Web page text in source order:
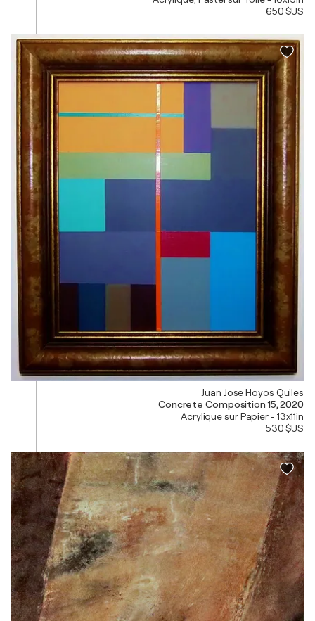
650 $US
Juan Jose Hoyos Quiles
Concrete Composition 15, 2020
Acrylique sur Papier - 13x11in
530 $US